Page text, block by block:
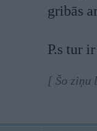
gribās
P.s tur
[ Šo ziņu